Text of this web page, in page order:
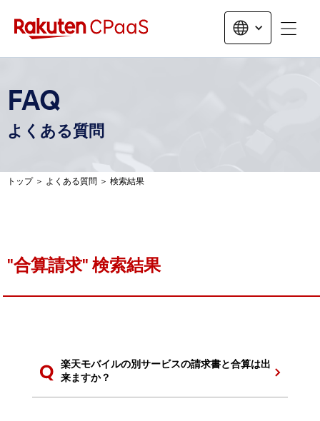
無料トライアルお申し込み
FAQ
よくある質問
トップ ＞ よくある質問 ＞ 検索結果
"合算請求" 検索結果
楽天モバイルの別サービスの請求書と合算は出
来ますか？